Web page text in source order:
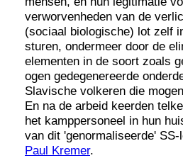
verworvenheden van de
(sociaal biologische) lot zelf
sturen, ondermeer door de
elementen in de soort zoals
ogen gedegenereerde
Slavische volkeren die
En na de arbeid keerden
het kamppersoneel in hun
van dit 'genormaliseerde'
Paul Kremer.